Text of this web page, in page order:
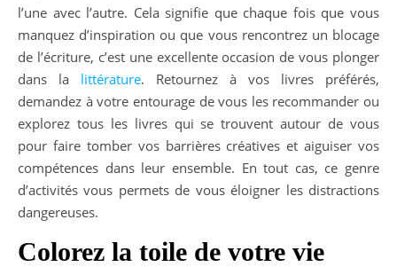
l’une avec l’autre. Cela signifie que chaque fois que vous
manquez d’inspiration ou que vous rencontrez un blocage
de l’écriture, c’est une excellente occasion de vous plonger
dans la littérature. Retournez à vos livres préférés,
demandez à votre entourage de vous les recommander ou
explorez tous les livres qui se trouvent autour de vous
pour faire tomber vos barrières créatives et aiguiser vos
compétences dans leur ensemble. En tout cas, ce genre
d’activités vous permets de vous éloigner les distractions
dangereuses.
Colorez la toile de votre vie